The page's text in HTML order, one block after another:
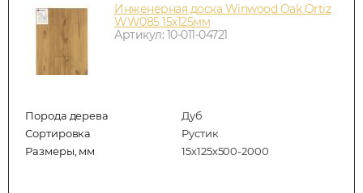
Инженерная доска Winwood Oak Ortiz
WW085 15х125мм
Артикул: 10-011-04721
Порода дерева
Дуб
Сортировка
Рустик
Размеры, мм
15х125х500-2000